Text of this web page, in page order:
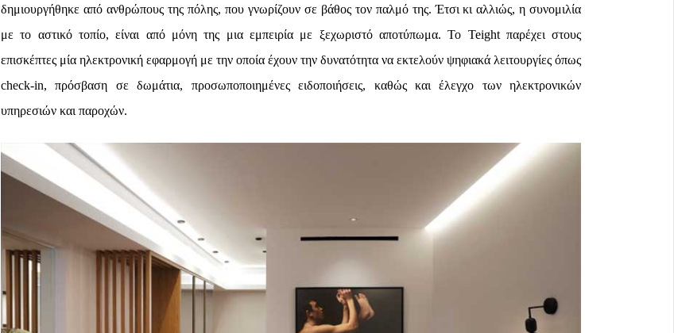
δημιουργήθηκε από ανθρώπους της πόλης, που γνωρίζουν σε βάθος τον παλμό της. Έτσι κι αλλιώς, η συνομιλία
με το αστικό τοπίο, είναι από μόνη της μια εμπειρία με ξεχωριστό αποτύπωμα. Το Teight παρέχει στους
επισκέπτες μία ηλεκτρονική εφαρμογή με την οποία έχουν την δυνατότητα να εκτελούν ψηφιακά λειτουργίες όπως
check-in, πρόσβαση σε δωμάτια, προσωποποιημένες ειδοποιήσεις, καθώς και έλεγχο των ηλεκτρονικών
υπηρεσιών και παροχών.